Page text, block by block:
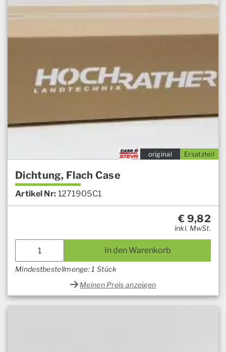
Ersatzteil
original
Dichtung, Flach Case
Artikel Nr: 1271905C1
€ 9,82
inkl. MwSt.
In den Warenkorb
Mindestbestellmenge: 1 Stück
Meinen Preis anzeigen